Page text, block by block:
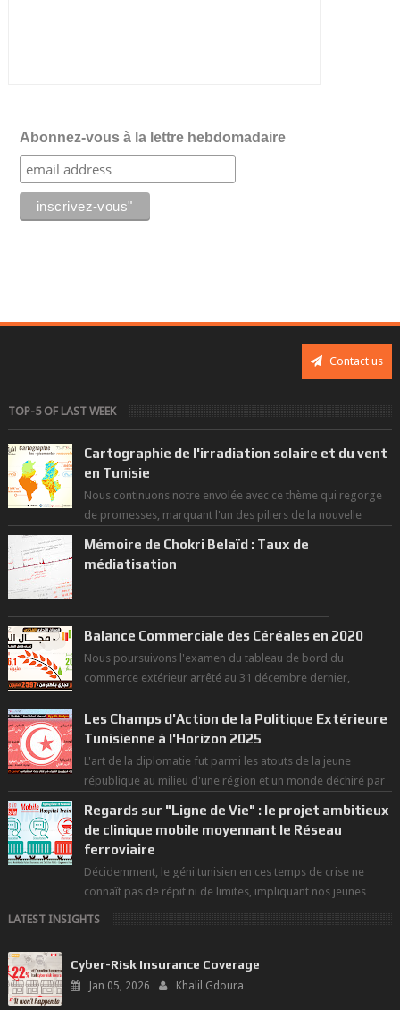
Abonnez-vous à la lettre hebdomadaire
Contact us
TOP-5 OF LAST WEEK
Cartographie de l'irradiation solaire et du vent
en Tunisie
Nous continuons notre envolée avec ce thème qui regorge
de promesses, marquant l'un des piliers de la nouvelle
Mémoire de Chokri Belaïd : Taux de
médiatisation
Balance Commerciale des Céréales en 2020
Nous poursuivons l'examen du tableau de bord du
commerce extérieur arrêté au 31 décembre dernier,
rendant compte de nos prouesses et man...
Les Champs d'Action de la Politique Extérieure
Tunisienne à l'Horizon 2025
L'art de la diplomatie fut parmi les atouts de la jeune
république au milieu d'une région et un monde déchiré par
Regards sur "Ligne de Vie" : le projet ambitieux
de clinique mobile moyennant le Réseau
ferroviaire
Décidemment, le géni tunisien en ces temps de crise ne
connaît pas de répit ni de limites, impliquant nos jeunes
compétences, tous domaine...
LATEST INSIGHTS
Cyber-Risk Insurance Coverage
Jan 05, 2026 Khalil Gdoura